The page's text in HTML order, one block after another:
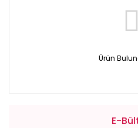
Ürün
E-